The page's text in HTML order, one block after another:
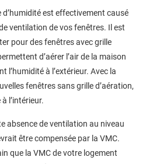
est effectivement causé
ventilation de vos fenêtres. Il est
pour des fenêtres avec grille
d’aérer l’air de la maison
l’humidité à l’extérieur. Avec la
fenêtres sans grille d’aération,
l’intérieur.
absence de ventilation au niveau
être compensée par la VMC.
que la VMC de votre logement